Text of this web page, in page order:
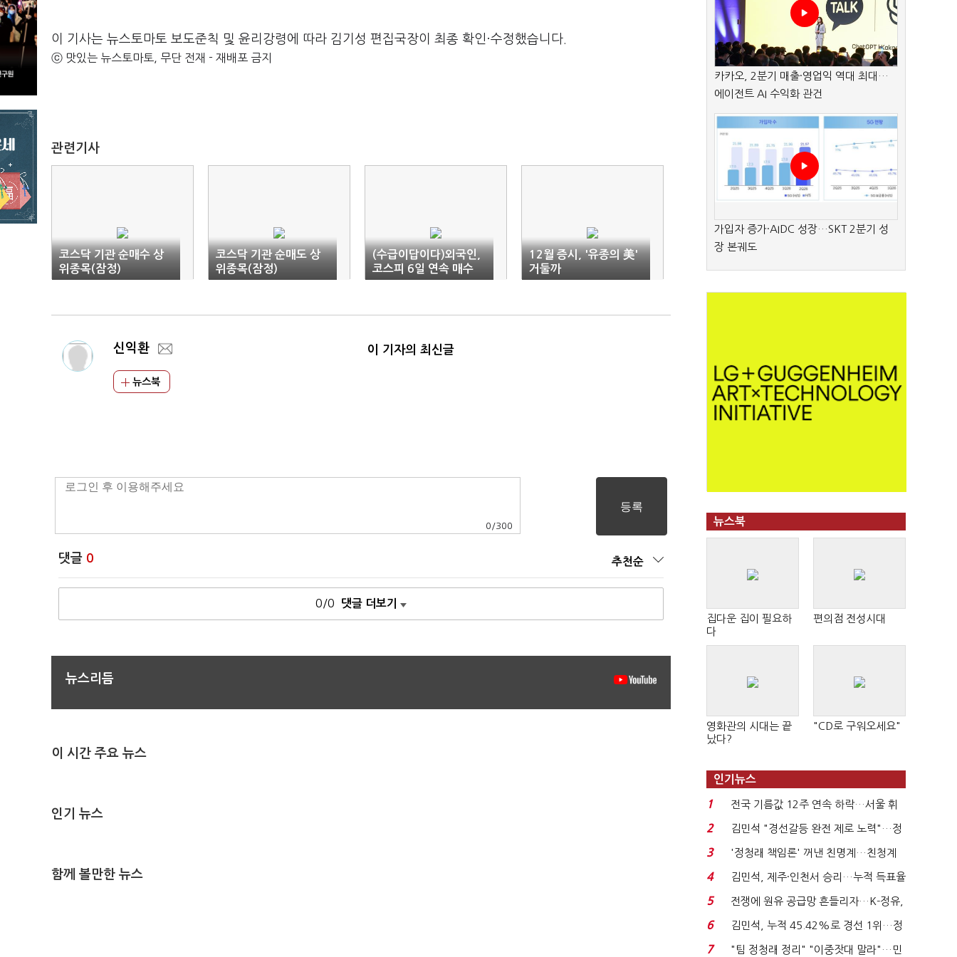
이 기사는 뉴스토마토 보도준칙 및 윤리강령에 따라 김기성 편집국장이 최종 확인·수정했습니다.
ⓒ 맛있는 뉴스토마토, 무단 전재 - 재배포 금지
관련기사
코스닥 기관 순매수 상
위종목(잠정)
코스닥 기관 순매도 상
위종목(잠정)
(수급이답이다)외국인,
코스피 6일 연속 매수
12월 증시, '유종의 美'
거둘까
신익환
뉴스북
이 기자의 최신글
0 /300
댓글 0 추천순
0/0 댓글 더보기
뉴스리듬
이 시간 주요 뉴스
인기 뉴스
함께 볼만한 뉴스
카카오, 2분기 매출·영업익 역대 최대…
에이전트 AI 수익화 관건
가입자 증가·AIDC 성장…SKT 2분기 성
장 본궤도
뉴스북
집다운 집이 필요하
다
편의점 전성시대
영화관의 시대는 끝
났다?
"CD로 구워오세요"
인기뉴스
1
전국 기름값 12주 연속 하락…서울 휘
발윳값 1909원...
2
김민석 "경선갈등 완전 제로 노력"…정
청래 "반명 공세 사...
3
'정청래 책임론' 꺼낸 친명계…친청계
는 추가투표 때리기...
4
김민석, 제주·인천서 승리…누적 득표율
'1위 탈환'(종합)...
5
전쟁에 원유 공급망 흔들리자…K-정유,
에너지안보 핵심...
6
김민석, 누적 45.42%로 경선 1위…정
청래와 격차 0.86%p(...
7 "팀 정청래 정리" "이중잣대 말라"…민